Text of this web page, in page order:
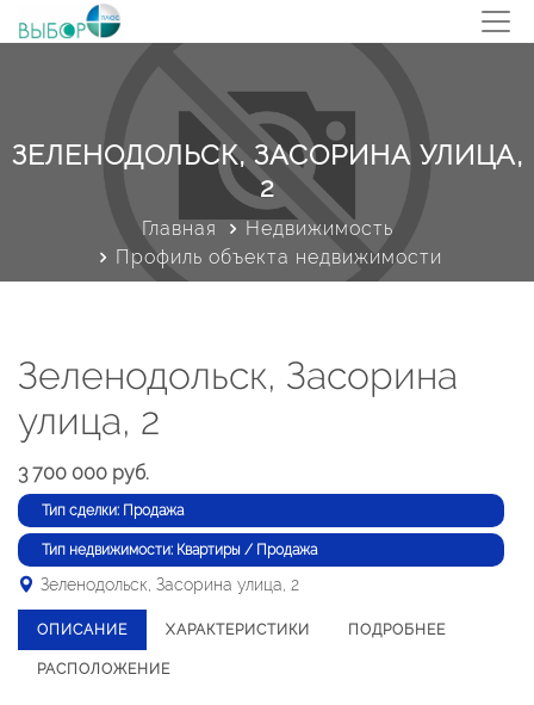
ЗЕЛЕНОДОЛЬСК, ЗАСОРИНА УЛИЦА,
2
Главная
Недвижимость
Профиль объекта недвижимости
Зеленодольск, Засорина
улица, 2
3 700 000 руб.
Тип сделки: Продажа
Тип недвижимости: Квартиры / Продажа
Зеленодольск, Засорина улица, 2
ОПИСАНИЕ ХАРАКТЕРИСТИКИ ПОДРОБНЕЕ
РАСПОЛОЖЕНИЕ